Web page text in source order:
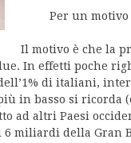
Per un motivo
Il motivo è che la
In effetti poche
di italiani,
in basso si ricorda
ad altri Paesi
miliardi della Gran